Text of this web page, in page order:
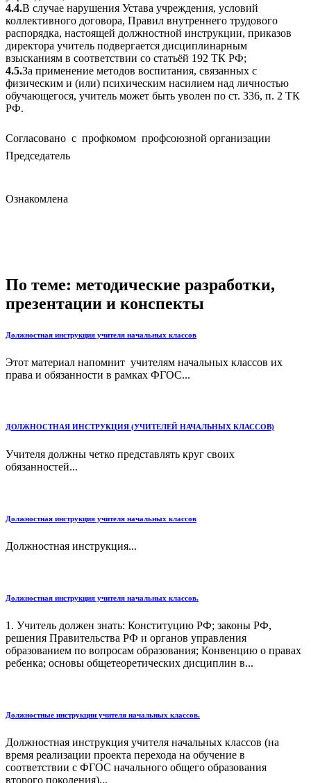
4.4.В случае нарушения Устава учреждения, условий
коллективного договора, Правил внутреннего трудового
распорядка, настоящей должностной инструкции, приказов
директора учитель подвергается дисциплинарным
взысканиям в соответствии со статьёй 192 ТК РФ;
4.5.За применение методов воспитания, связанных с
физическим и (или) психическим насилием над личностью
обучающегося, учитель может быть уволен по ст. 336, п. 2 ТК
РФ.
Согласовано с профкомом профсоюзной организации
Председатель
Ознакомлена
По теме: методические разработки,
презентации и конспекты
Должностная инструкция учителя начальных классов
Этот материал напомнит учителям начальных классов их
права и обязанности в рамках ФГОС...
ДОЛЖНОСТНАЯ ИНСТРУКЦИЯ (УЧИТЕЛЕЙ НАЧАЛЬНЫХ КЛАССОВ)
Учителя должны четко представлять круг своих
обязанностей...
Должностная инструкция учителя начальных классов
Должностная инструкция...
Должностная инструкция учителя начальных классов.
1. Учитель должен знать: Конституцию РФ; законы РФ,
решения Правительства РФ и органов управления
образованием по вопросам образования; Конвенцию о правах
ребенка; основы общетеоретических дисциплин в...
Должностные инструкции учителя начальных классов.
Должностная инструкция учителя начальных классов (на
время реализации проекта перехода на обучение в
соответствии с ФГОС начального общего образования
второго поколения)...